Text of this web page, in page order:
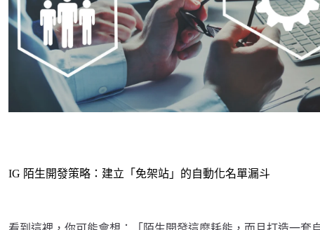
IG 陌生開發策略：建立「免架站」的自動化名單漏斗